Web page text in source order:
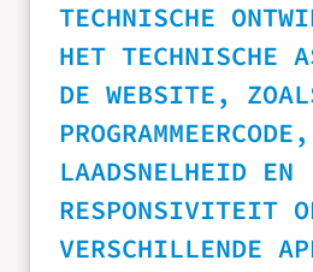
TECHNISCHE
HET TECHNISCHE
DE WEBSITE,
PROGRAMMEERCODE,
LAADSNELHEID EN
RESPONSIVITEIT
VERSCHILLENDE